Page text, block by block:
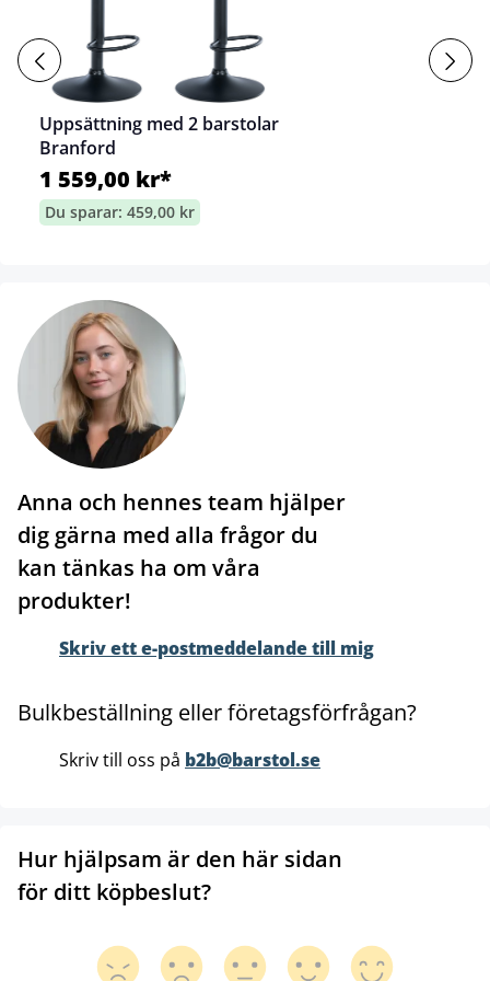
Uppsättning med 2 barstolar
Branford
1 559,00 kr*
Du sparar: 459,00 kr
Anna och hennes team hjälper
dig gärna med alla frågor du
kan tänkas ha om våra
produkter!
Skriv ett e-postmeddelande till mig
Bulkbeställning eller företagsförfrågan?
Skriv till oss på b2b@barstol.se
Hur hjälpsam är den här sidan
för ditt köpbeslut?